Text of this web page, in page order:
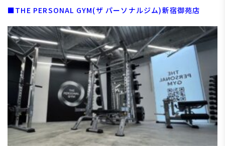
■THE PERSONAL GYM(ザ パーソナルジム)新宿御苑店